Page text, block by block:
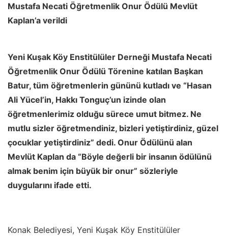
Mustafa Necati Öğretmenlik Onur Ödülü Mevlüt
Kaplan’a verildi
Yeni Kuşak Köy Enstitülüler Derneği Mustafa Necati
Öğretmenlik Onur Ödülü Törenine katılan Başkan
Batur, tüm öğretmenlerin gününü kutladı ve “Hasan
Ali Yücel’in, Hakkı Tonguç’un izinde olan
öğretmenlerimiz olduğu sürece umut bitmez. Ne
mutlu sizler öğretmendiniz, bizleri yetiştirdiniz, güzel
çocuklar yetiştirdiniz” dedi. Onur Ödülünü alan
Mevlüt Kaplan da “Böyle değerli bir insanın ödülünü
almak benim için büyük bir onur” sözleriyle
duygularını ifade etti.
Konak Belediyesi, Yeni Kuşak Köy Enstitülüler